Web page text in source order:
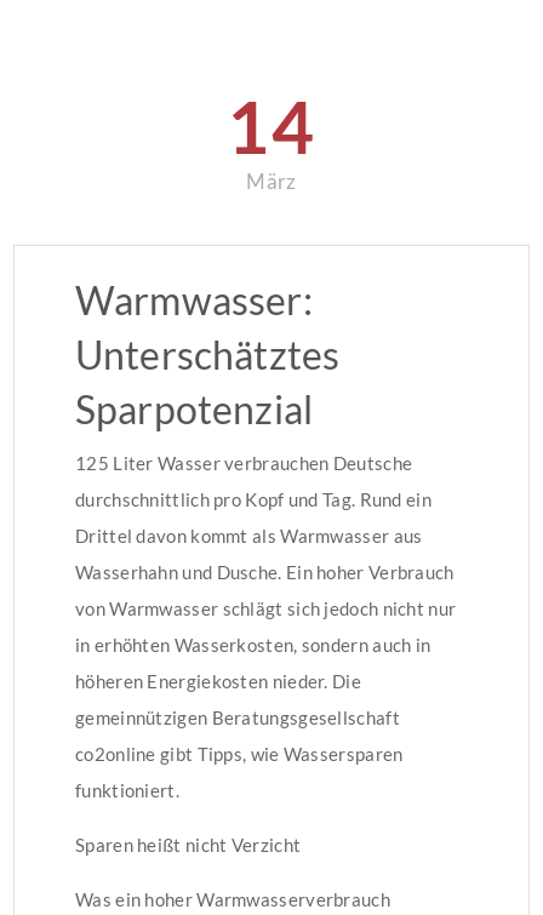
14
März
Warmwasser:
Unterschätztes
Sparpotenzial
125 Liter Wasser verbrauchen Deutsche
durchschnittlich pro Kopf und Tag. Rund ein
Drittel davon kommt als Warmwasser aus
Wasserhahn und Dusche. Ein hoher Verbrauch
von Warmwasser schlägt sich jedoch nicht nur
in erhöhten Wasserkosten, sondern auch in
höheren Energiekosten nieder. Die
gemeinnützigen Beratungsgesellschaft
co2online gibt Tipps, wie Wassersparen
funktioniert.
Sparen heißt nicht Verzicht
Was ein hoher Warmwasserverbrauch